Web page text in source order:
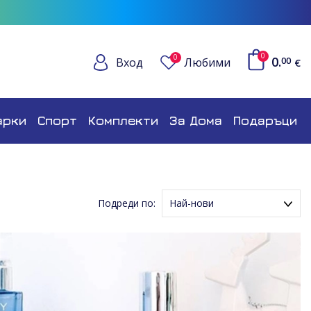
Вход 0 Любими 0 0.00 €
Спорт Комплекти За Дома Подаръци
Подреди по: Най-нови
Име (Низходящ ред)
Цена (Възходящ ред)
Цена (Низходящ ред)